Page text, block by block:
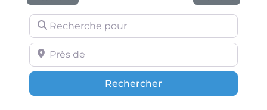
Recherche pour
Près de
RechercherRechercher